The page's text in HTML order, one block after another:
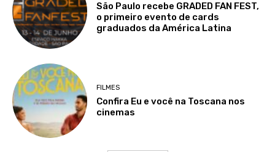
São Paulo recebe GRADED FAN FEST,
o primeiro evento de cards
graduados da América Latina
FILMES
Confira Eu e você na Toscana nos
cinemas